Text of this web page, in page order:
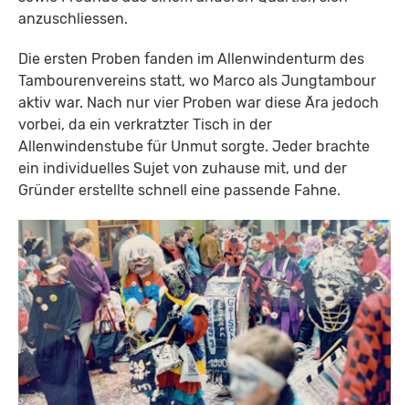
anzuschliessen.
Die ersten Proben fanden im Allenwindenturm des
Tambourenvereins statt, wo Marco als Jungtambour
aktiv war. Nach nur vier Proben war diese Ära jedoch
vorbei, da ein verkratzter Tisch in der
Allenwindenstube für Unmut sorgte. Jeder brachte
ein individuelles Sujet von zuhause mit, und der
Gründer erstellte schnell eine passende Fahne.